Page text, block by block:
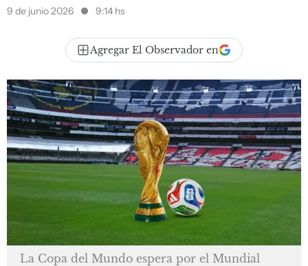
9 de junio 2026 9:14 hs
Agregar El Observador en
La Copa del Mundo espera por el Mundial